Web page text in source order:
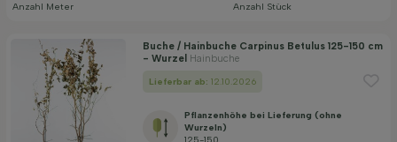
Anzahl Meter Anzahl Stück
Buche / Hainbuche Carpinus Betulus 125-150 cm
- Wurzel Hainbuche
Lieferbar ab: 12.10.2026
Pflanzenhöhe bei Lieferung (ohne
Wurzeln)